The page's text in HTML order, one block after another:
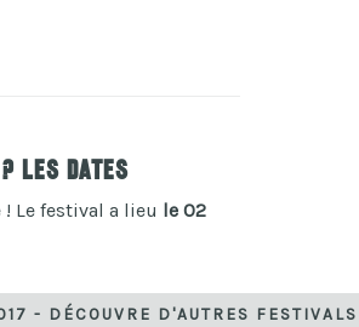
Les dates
Le festival a lieu le 02
- DÉCOUVRE D'AUTRES